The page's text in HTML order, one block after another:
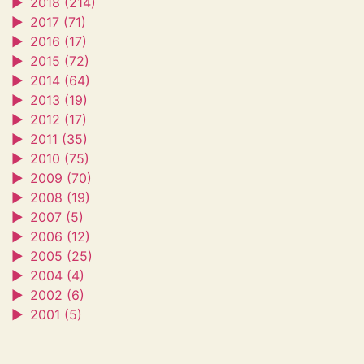
► 2017 (71)
► 2016 (17)
► 2015 (72)
► 2014 (64)
► 2013 (19)
► 2012 (17)
► 2011 (35)
► 2010 (75)
► 2009 (70)
► 2008 (19)
► 2007 (5)
► 2006 (12)
► 2005 (25)
► 2004 (4)
► 2002 (6)
► 2001 (5)